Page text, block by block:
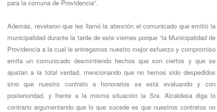
para la comuna de Providencia”.
Además, revelaron que les llamó la atención el comunicado que emitió la
municipalidad durante la tarde de este viernes porque “la Municipalidad de
Providencia a la cual le entregamos nuestro mejor esfuerzo y compromiso
emita un comunicado desmintiendo hechos que son ciertos y que se
ajustan a la total verdad, mencionando que no hemos sido despedidos
sino que nuestro contrato a honorarios se está evaluando y con
posterioridad, y frente a la misma situación la Sra. Alcaldesa diga lo
contrario argumentando que lo que sucede es que nuestros contratos no